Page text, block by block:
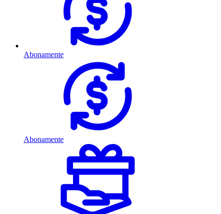
Abonamente
Abonamente